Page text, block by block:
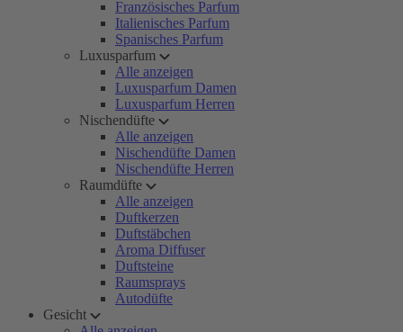
Französisches Parfum
Italienisches Parfum
Spanisches Parfum
Luxusparfum
Alle anzeigen
Luxusparfum Damen
Luxusparfum Herren
Nischendüfte
Alle anzeigen
Nischendüfte Damen
Nischendüfte Herren
Raumdüfte
Alle anzeigen
Duftkerzen
Duftstäbchen
Aroma Diffuser
Duftsteine
Raumsprays
Autodüfte
Gesicht